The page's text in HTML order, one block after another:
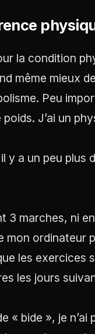
la condition
même mieux
Peu
J’ai un
a un peu plus
3 marches, ni
ordinateur
les exercices
les jours
« bide », je